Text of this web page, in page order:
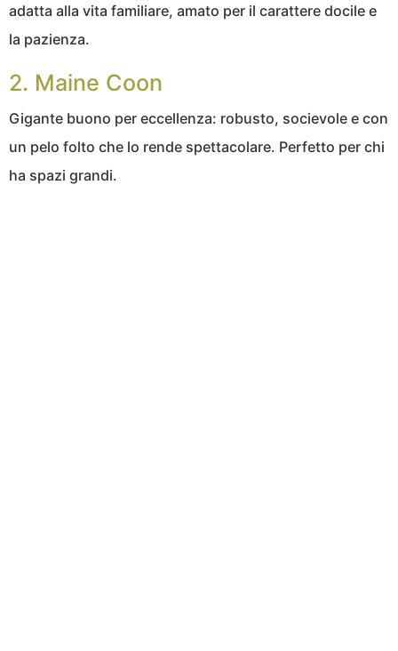
adatta alla vita familiare, amato per il carattere docile e
la pazienza.
2. Maine Coon
Gigante buono per eccellenza: robusto, socievole e con
un pelo folto che lo rende spettacolare. Perfetto per chi
ha spazi grandi.